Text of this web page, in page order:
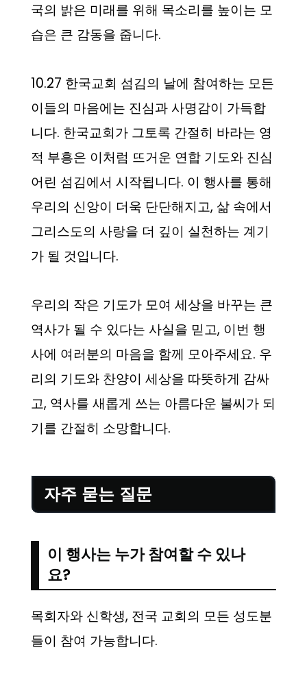
국의 밝은 미래를 위해 목소리를 높이는 모
습은 큰 감동을 줍니다.
10.27 한국교회 섬김의 날에 참여하는 모든
이들의 마음에는 진심과 사명감이 가득합
니다. 한국교회가 그토록 간절히 바라는 영
적 부흥은 이처럼 뜨거운 연합 기도와 진심
어린 섬김에서 시작됩니다. 이 행사를 통해
우리의 신앙이 더욱 단단해지고, 삶 속에서
그리스도의 사랑을 더 깊이 실천하는 계기
가 될 것입니다.
우리의 작은 기도가 모여 세상을 바꾸는 큰
역사가 될 수 있다는 사실을 믿고, 이번 행
사에 여러분의 마음을 함께 모아주세요. 우
리의 기도와 찬양이 세상을 따뜻하게 감싸
고, 역사를 새롭게 쓰는 아름다운 불씨가 되
기를 간절히 소망합니다.
자주 묻는 질문
이 행사는 누가 참여할 수 있나
요?
목회자와 신학생, 전국 교회의 모든 성도분
들이 참여 가능합니다.